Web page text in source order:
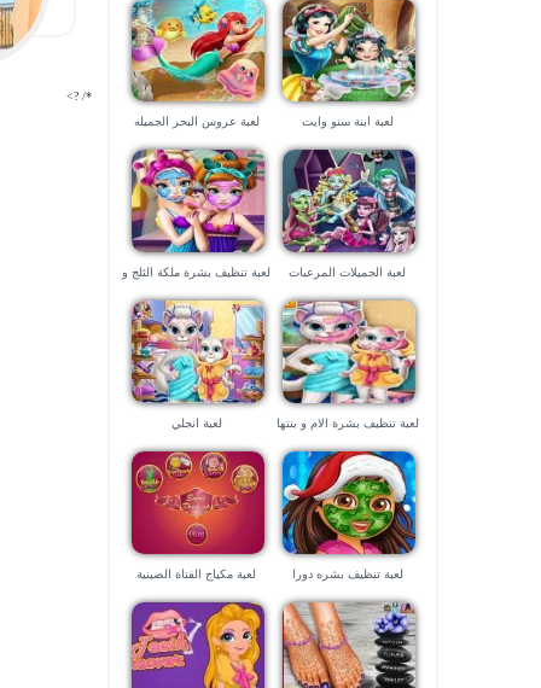
لعبة ابنة سنو وايت لعبة عروس البحر الجميله
لعبة الجميلات المرعبات
لعبة تنظيف بشرة ملكة الثلج و
لعبة تنظيف بشرة الام و بنتها لعبة انجلي
لعبة تنظيف بشره دورا لعبة مكياج الفتاة الصينية
*/ ?>